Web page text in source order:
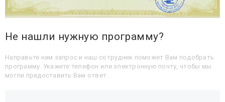
Не нашли нужную программу?
Направьте нам запрос и наш сотрудник поможет Вам подобрать
программу. Укажите телефон или электронную почту, чтобы мы
могли предоставить Вам ответ.